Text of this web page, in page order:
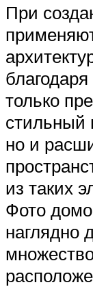
При
только
стильный
но и
из таких
Фото
наглядно